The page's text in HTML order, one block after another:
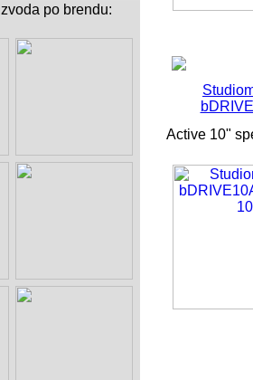
po brendu:
Active 10"